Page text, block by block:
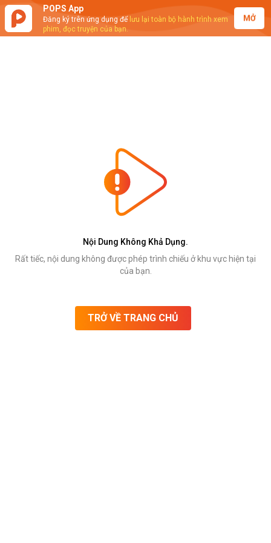
POPS App
Đăng ký trên ứng dụng để lưu lại toàn bộ hành trình xem
phim, đọc truyện của bạn.
MỞ
Nội Dung Không Khả Dụng.
Rất tiếc, nội dung không được phép trình chiếu ở khu vực hiện tại
của bạn.
TRỞ VỀ TRANG CHỦ